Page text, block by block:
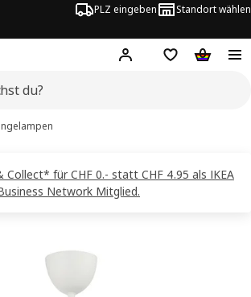
PLZ eingeben Standort wählen
Hej! Logge dich ein
Einkaufsliste
Collect* für CHF 0.- statt CHF 4.95 als IKEA
Network Mitglied.